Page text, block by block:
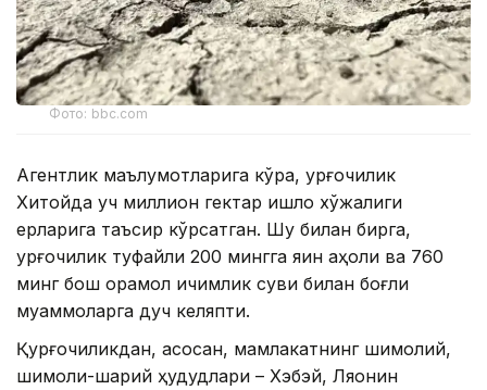
Фото: bbc.com
Агентлик маълумотларига кўра, қурғоқчилик
Хитойда уч миллион гектар қишлоқ хўжалиги
ерларига таъсир кўрсатган. Шу билан бирга,
қурғоқчилик туфайли 200 мингга яқин аҳоли ва 760
минг бош қорамол ичимлик суви билан боғлиқ
муаммоларга дуч келяпти.
Қурғоқчиликдан, асосан, мамлакатнинг шимолий,
шимоли-шарқий ҳудудлари – Хэбэй, Ляонин